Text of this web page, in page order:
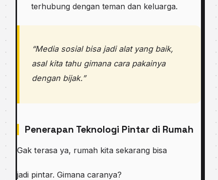
terhubung dengan teman dan keluarga.
“Media sosial bisa jadi alat yang baik,
asal kita tahu gimana cara pakainya
dengan bijak.”
Penerapan Teknologi Pintar di Rumah
Gak terasa ya, rumah kita sekarang bisa
jadi pintar. Gimana caranya?